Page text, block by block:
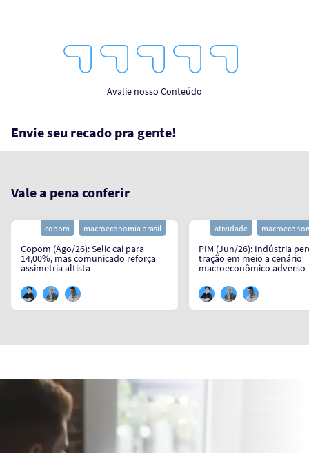
Stars Stars Stars
Avalie nosso Conteúdo
Envie seu recado pra gente!
Vale a pena conferir
copom macroeconomia brasil
Copom (Ago/26): Selic cai para
14,00%, mas comunicado reforça
assimetria altista
atividade
PIM (Jun/26): Indústria
tração em meio a cenário
macroeconômico adverso